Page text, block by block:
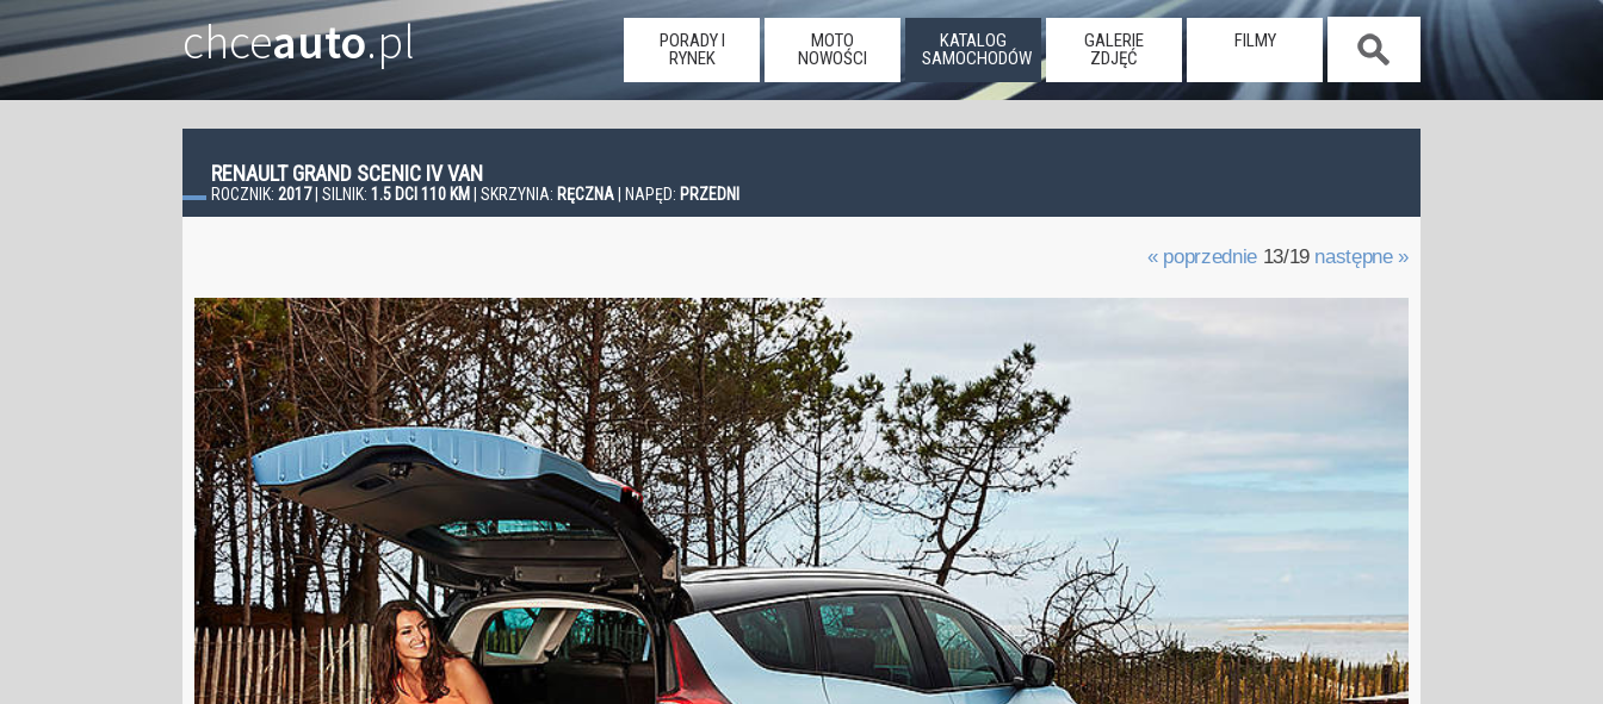
chceauto.pl
PORADY I
RYNEK
MOTO
NOWOŚCI
KATALOG
SAMOCHODÓW
GALERIE
ZDJĘĆ
FILMY
RENAULT GRAND SCENIC IV VAN
ROCZNIK: 2017| SILNIK: 1.5 DCI 110 KM | SKRZYNIA: RĘCZNA | NAPĘD: PRZEDNI
« poprzednie13/19 następne »